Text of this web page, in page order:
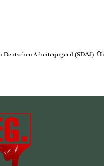
Arbeiterjugend